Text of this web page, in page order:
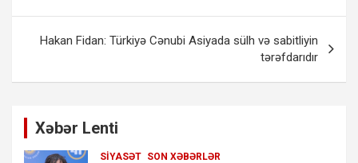
Hakan Fidan: Türkiyə Cənubi Asiyada sülh və sabitliyin
tərəfdarıdır
Xəbər Lenti
SIYASƏT SON XƏBƏRLƏR